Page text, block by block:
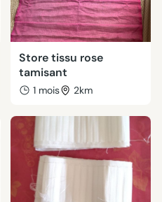
Store tissu rose
tamisant
1 mois 2km